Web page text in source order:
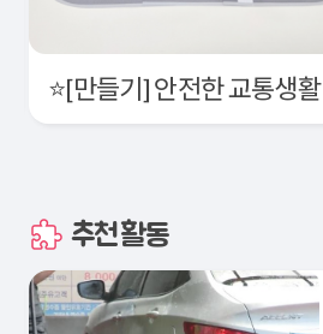
⭐[만들기] 안전한 교통생활
추천활동